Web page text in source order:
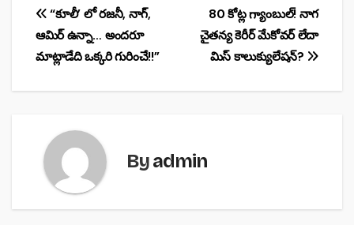
o
o
k
p
p
Post
navigation
80 కోట్ల గ్యాంబుల్! నాగ
చైతన్య కెరీర్ మేకోవర్ లేదా
మిస్ కాలుక్యులేషన్?
“కూలీ’ లో రజనీ, నాగ్,
ఆమిర్ ఉన్నా… అందరూ
మాట్లాడేది ఒక్కరి గురించే!!”
Byadmin